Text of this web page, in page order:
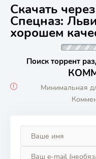
Скачать
Спецназ:
хорошем
Поиск торрент
Минимальная